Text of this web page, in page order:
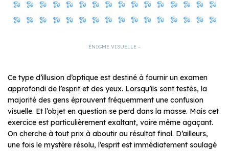
ÉNIGME VISUELLE –
Ce type d’illusion d’optique est destiné à fournir un examen
approfondi de l’esprit et des yeux. Lorsqu’ils sont testés, la
majorité des gens éprouvent fréquemment une confusion
visuelle. Et l’objet en question se perd dans la masse. Mais cet
exercice est particulièrement exaltant, voire même agaçant.
On cherche à tout prix à aboutir au résultat final. D’ailleurs,
une fois le mystère résolu, l’esprit est immédiatement soulagé